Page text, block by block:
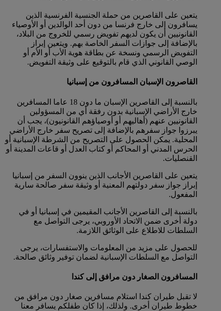
يتعين على القاصرين من حملة الجنسية الفرنسية الذين
يسافرون إلى خارج فرنسا من دون أحد الوالدين أو الأوصياء
القانونيين أن يكون لديهم تفويض رسمي للخروج من البلاد،
بالإضافة إلى جوازات السفر الخاصة بهم. ويتعين إبراز
التفويض الرسمي ونسخة عن بطاقة هوية الأب أو الأم أو
الوصي القانوني الذي قام بالتوقيع على وثيقة التفويض.
القاصرون الإسبان المسافرون من إسبانيا
بالنسبة إلى القاصرين الإسبان ما دون 18 عاما المسافرين
خارج الأراضي الإسبانية بدون رفقة أي من المسؤولين
القانونيين عنهم (أهاليهم أو أوصياؤهم القانونيون)، يجب أن
يبرزوا جواز سفرهم بالإضافة إلى تصريح سفر خارج الأراضي
المحلية. يمكن الحصول على التصريح من الشرطة الإسبانية أو
الحرس المدني أو المحاكم أو كتاب العدل أو قاعات المدينة أو
القنصليات.
يتعين على القاصرين الأجانب الذين ينوون السفر من إسبانيا
إبراز جواز سفر دولتهم المعنية أو وثيقة سفر صالحة سارية
المفعول.
بالنسبة إلى القاصرين الأجانب المقيمين في إسبانيا أو في
دولة أخرى ضمن الاتحاد الأوروبي، يرجى التواصل مع
السلطات للاطلاع على الوثائق اللازمة.
للحصول على مزيد من المعلومات والاستفسارات، يرجى
التواصل مع السلطات الإسبانية لضمان توفير وثائق صالحة.
المسافرون الصغار دون مرافق إلى كندا
لا تقبل طيران كندا استلام مسافرين صغار دون مرافق من
خطوط طيران أخرى. ولذلك، إذا كان طفلكم يسافر معنا